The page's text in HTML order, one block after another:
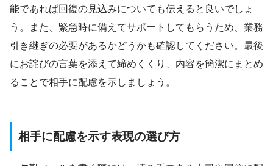
能であれば回復の見込みについても伝えると良いでしょ
う。また、緊急時に備えてサポートしてもらうため、業務
引き継ぎの必要があるかどうかも確認してください。最後
にお詫びの言葉を添えて締めくくり、内容を簡潔にまとめ
ることで相手に配慮を示しましょう。
相手に配慮を示す表現の選び方